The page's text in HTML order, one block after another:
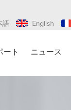
語 English
ート ニュース